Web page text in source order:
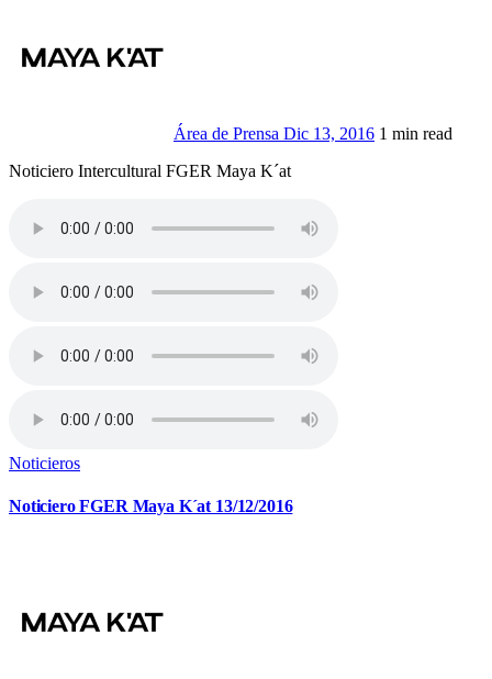
Área de Prensa Dic 13, 2016 1 min read
Noticiero Intercultural FGER Maya K´at
Noticieros
Noticiero FGER Maya K´at 13/12/2016